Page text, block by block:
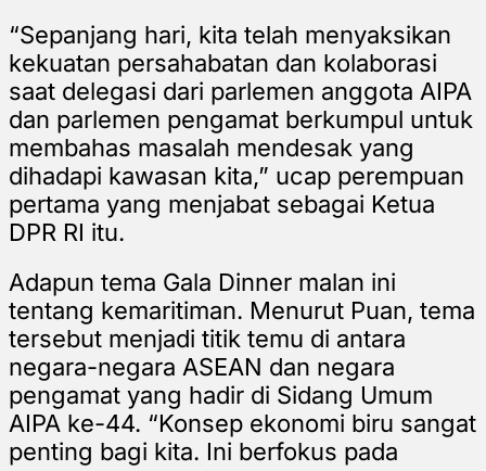
“Sepanjang hari, kita telah menyaksikan
kekuatan persahabatan dan kolaborasi
saat delegasi dari parlemen anggota AIPA
dan parlemen pengamat berkumpul untuk
membahas masalah mendesak yang
dihadapi kawasan kita,” ucap perempuan
pertama yang menjabat sebagai Ketua
DPR RI itu.
Adapun tema Gala Dinner malan ini
tentang kemaritiman. Menurut Puan, tema
tersebut menjadi titik temu di antara
negara-negara ASEAN dan negara
pengamat yang hadir di Sidang Umum
AIPA ke-44. “Konsep ekonomi biru sangat
penting bagi kita. Ini berfokus pada